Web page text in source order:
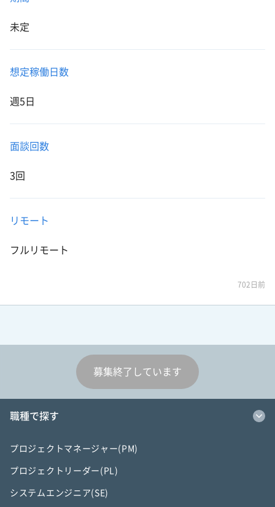
未定
想定稼働日数
週5日
面談回数
3回
リモート
フルリモート
702日前
募集終了しています
職種で探す
プロジェクトマネージャー(PM)
プロジェクトリーダー(PL)
システムエンジニア(SE)